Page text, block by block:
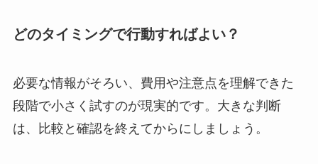
どのタイミングで行動すればよい？
必要な情報がそろい、費用や注意点を理解できた
段階で小さく試すのが現実的です。大きな判断
は、比較と確認を終えてからにしましょう。